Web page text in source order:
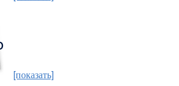
[показать]